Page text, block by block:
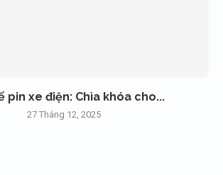
pin xe điện: Chìa khóa cho...
27 Tháng 12, 2025